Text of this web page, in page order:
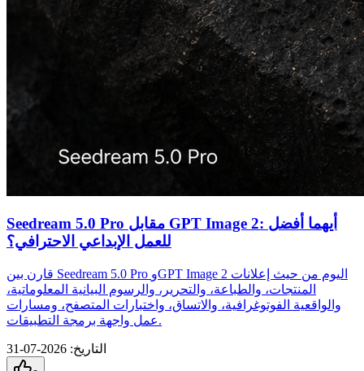
Seedream 5.0 Pro مقابل GPT Image 2: أيهما أفضل
للعمل الإبداعي الاحترافي؟
قارن بين Seedream 5.0 Pro وGPT Image 2 اليوم من حيث إعلانات
المنتجات، والطباعة، والتحرير، والرسوم البيانية المعلوماتية،
والواقعية الفوتوغرافية، والاتساق، واختبارات المتصفح، ومسارات
عمل واجهة برمجة التطبيقات.
التاريخ:
2026-07-31